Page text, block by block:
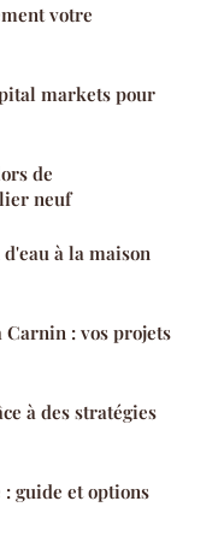
votre
markets pour
de
neuf
à la maison
: vos projets
à des stratégies
: guide et options